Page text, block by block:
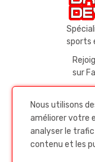
sports
sur
Nous utilisons
améliorer votre
analyser le
contenu et les